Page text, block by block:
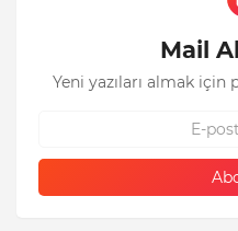
Mail
Yeni yazıları almak